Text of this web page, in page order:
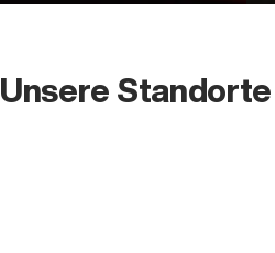
Unsere Standorte